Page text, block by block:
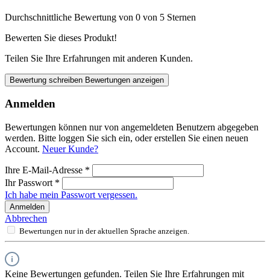
Durchschnittliche Bewertung von 0 von 5 Sternen
Bewerten Sie dieses Produkt!
Teilen Sie Ihre Erfahrungen mit anderen Kunden.
Bewertung schreiben Bewertungen anzeigen
Anmelden
Bewertungen können nur von angemeldeten Benutzern abgegeben
werden. Bitte loggen Sie sich ein, oder erstellen Sie einen neuen
Account. Neuer Kunde?
Ihre E-Mail-Adresse *
Ihr Passwort *
Ich habe mein Passwort vergessen.
Anmelden
Abbrechen
Bewertungen nur in der aktuellen Sprache anzeigen.
Keine Bewertungen gefunden. Teilen Sie Ihre Erfahrungen mit